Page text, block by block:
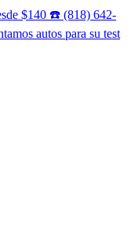
$140 ☎️ (818) 642-
autos para su test